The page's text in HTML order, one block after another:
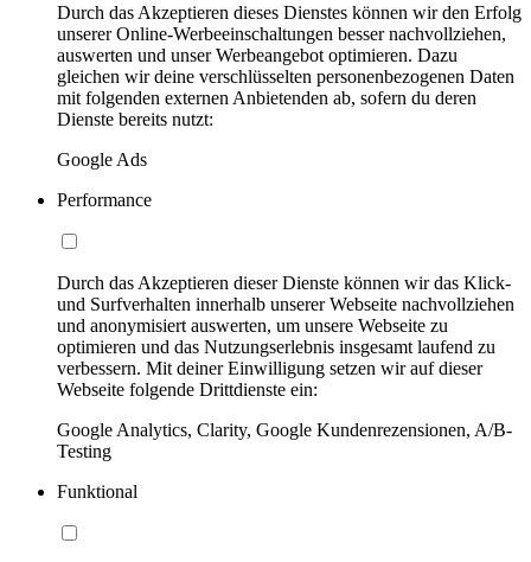
Durch das Akzeptieren dieses Dienstes können wir den Erfolg
unserer Online-Werbeeinschaltungen besser nachvollziehen,
auswerten und unser Werbeangebot optimieren. Dazu
gleichen wir deine verschlüsselten personenbezogenen Daten
mit folgenden externen Anbietenden ab, sofern du deren
Dienste bereits nutzt:
Google Ads
Performance
Durch das Akzeptieren dieser Dienste können wir das Klick-
und Surfverhalten innerhalb unserer Webseite nachvollziehen
und anonymisiert auswerten, um unsere Webseite zu
optimieren und das Nutzungserlebnis insgesamt laufend zu
verbessern. Mit deiner Einwilligung setzen wir auf dieser
Webseite folgende Drittdienste ein:
Google Analytics, Clarity, Google Kundenrezensionen, A/B-
Testing
Funktional